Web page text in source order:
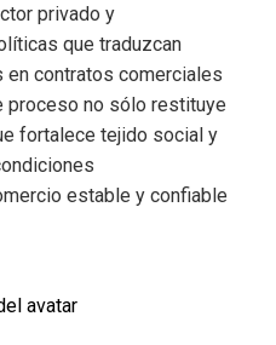
privado y
que traduzcan
contratos comerciales
no sólo restituye
fortalece tejido social y
estable y confiable